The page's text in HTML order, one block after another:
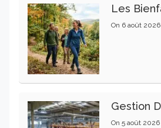
On 6 août 2026
On 5 août 2026